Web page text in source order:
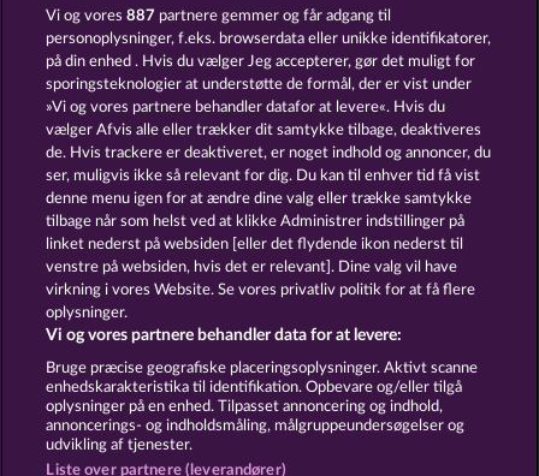
40 Thieves Magic Book
Vilkår og betingelser
Fortroligheds- og cookie-politik Kontakt
Indsend anmodning om tilbagetrækning
Vi og vores887 partnere gemmer og får adgang til
personoplysninger, f.eks. browserdata eller unikke identifikatorer,
på din enhed . Hvis du vælger Jeg accepterer, gør det muligt for
sporingsteknologier at understøtte de formål, der er vist under
»Vi og vores partnere behandler datafor at levere«. Hvis du
vælger Afvis alle eller trækker dit samtykke tilbage, deaktiveres
de. Hvis trackere er deaktiveret, er noget indhold og annoncer, du
ser, muligvis ikke så relevant for dig. Du kan til enhver tid få vist
denne menu igen for at ændre dine valg eller trække samtykke
tilbage når som helst ved at klikke Administrer indstillinger på
linket nederst på websiden [eller det flydende ikon nederst til
venstre på websiden, hvis det er relevant]. Dine valg vil have
virkning i vores Website. Se vores privatliv politik for at få flere
oplysninger.
Vi og vores partnere behandler data for at levere:
Bruge præcise geografiske placeringsoplysninger. Aktivt scanne
enhedskarakteristika til identifikation. Opbevare og/eller tilgå
oplysninger på en enhed. Tilpasset annoncering og indhold,
annoncerings- og indholdsmåling, målgruppeundersøgelser og
udvikling af tjenester.
Liste over partnere (leverandører)